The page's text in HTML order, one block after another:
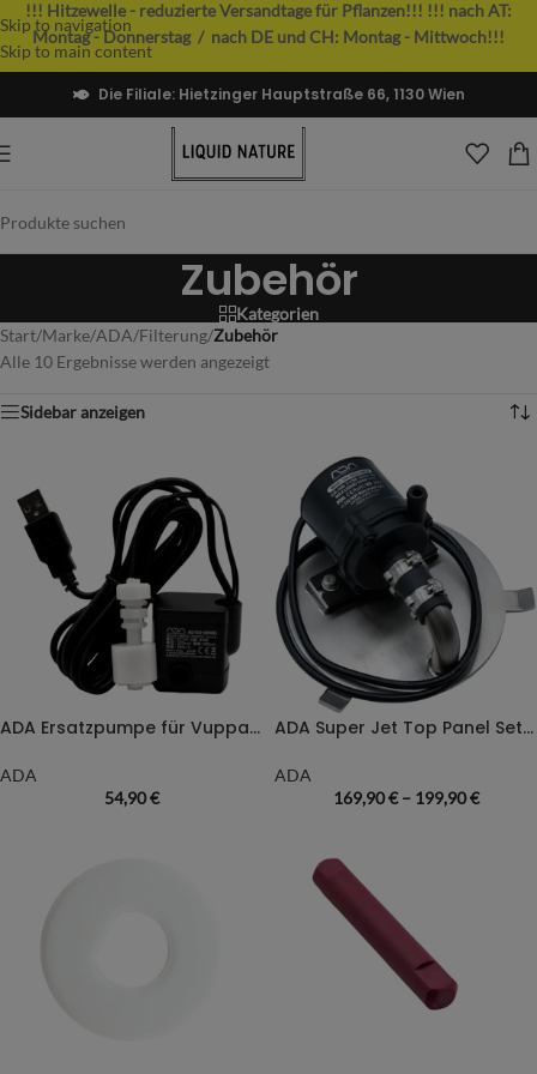
Skip to navigation
Skip to main content
!!! Hitzewelle - reduzierte Versandtage für Pflanzen!!! !!! nach AT:
Montag - Donnerstag / nach DE und CH: Montag - Mittwoch!!!
Die Filiale: Hietzinger Hauptstraße 66, 1130 Wien
Zubehör
Kategorien
Start/Marke/ADA/Filterung/Zubehör
Alle 10 Ergebnisse werden angezeigt
Sidebar anzeigen
ADA Ersatzpumpe für Vuppa II
ADA
54,90€
ADA Super Jet Top Panel Set – Ersatzdeckel mit Pumpe
ADA
169,90€– 199,90€